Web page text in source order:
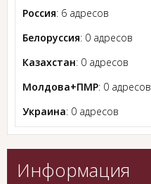
Россия: 6 адресов
Белоруссия: 0 адресов
Казахстан: 0 адресов
Молдова+ПМР: 0 адресов
Украина: 0 адресов
Информация